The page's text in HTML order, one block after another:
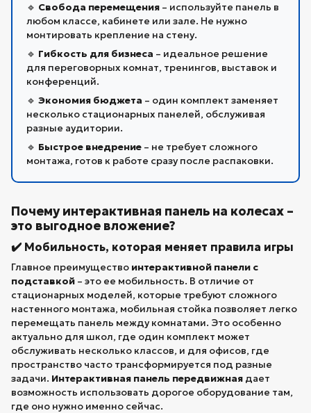
🔹 Свобода перемещения – используйте панель в
любом классе, кабинете или зале. Не нужно
монтировать крепление на стену.
🔹 Гибкость для бизнеса – идеальное решение
для переговорных комнат, тренингов, выставок и
конференций.
🔹 Экономия бюджета – один комплект заменяет
несколько стационарных панелей, обслуживая
разные аудитории.
🔹 Быстрое внедрение – не требует сложного
монтажа, готов к работе сразу после распаковки.
Почему интерактивная панель на колесах –
это выгодное вложение?
✔️ Мобильность, которая меняет правила игры
Главное преимущество интерактивной панели с
подставкой – это ее мобильность. В отличие от
стационарных моделей, которые требуют сложного
настенного монтажа, мобильная стойка позволяет легко
перемещать панель между комнатами. Это особенно
актуально для школ, где один комплект может
обслуживать несколько классов, и для офисов, где
пространство часто трансформируется под разные
задачи. Интерактивная панель передвижная дает
возможность использовать дорогое оборудование там,
где оно нужно именно сейчас.